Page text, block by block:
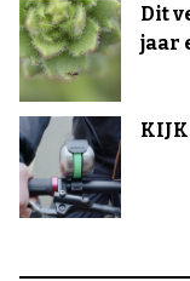
Dit
jaar